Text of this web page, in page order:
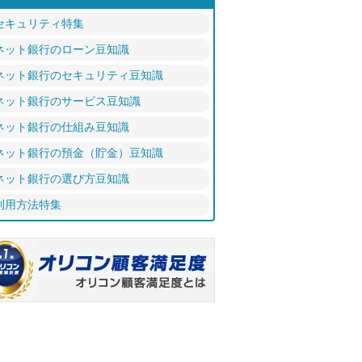
キュリティ特集
ット銀行のローン豆知識
ット銀行のセキュリティ豆知識
ット銀行のサービス豆知識
ット銀行の仕組み豆知識
ット銀行の預金（貯金）豆知識
ット銀行の選び方豆知識
用方法特集